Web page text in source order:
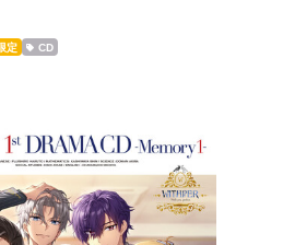
定 CD